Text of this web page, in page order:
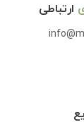
ارتباطی